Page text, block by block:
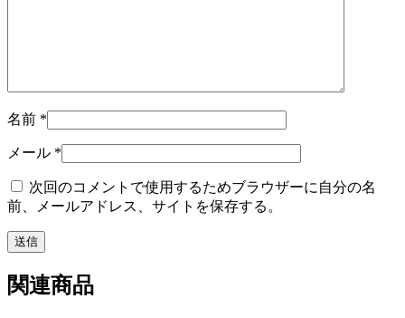
名前 *
メール *
次回のコメントで使用するためブラウザーに自分の名
前、メールアドレス、サイトを保存する。
関連商品